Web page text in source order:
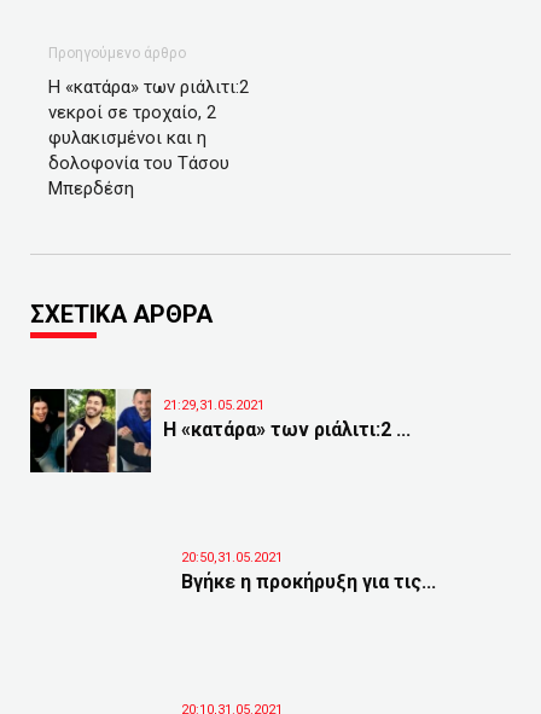
Προηγούμενο άρθρο
Η «κατάρα» των ριάλιτι:2
νεκροί σε τροχαίο, 2
φυλακισμένοι και η
δολοφονία του Τάσου
Μπερδέση
ΣΧΕΤΙΚΑ ΑΡΘΡΑ
21:29,31.05.2021
Η «κατάρα» των ριάλιτι:2 ...
20:50,31.05.2021
Βγήκε η προκήρυξη για τις...
20:10,31.05.2021